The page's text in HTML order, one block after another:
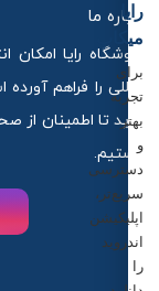
درباره ما
فروشگاه رایا
المللی را فراهم
خرید تا اطمینان از
هستیم.
رایا
میکاپ
برای
تجربه
بهتر
و
دسترسی
سریع‌تر،
اپلیکیشن
اندروید
را